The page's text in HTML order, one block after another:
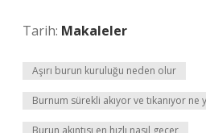
Tarih: Makaleler
Aşırı burun kuruluğu neden olur
Burnum sürekli akıyor ve tıkanıyor ne
Burun akıntısı en hızlı nasıl geçer